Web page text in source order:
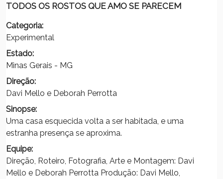
TODOS OS ROSTOS QUE AMO SE PARECEM
Categoria:
Experimental
Estado:
Minas Gerais - MG
Direção:
Davi Mello e Deborah Perrotta
Sinopse:
Uma casa esquecida volta a ser habitada, e uma
estranha presença se aproxima.
Equipe:
Direção, Roteiro, Fotografia, Arte e Montagem: Davi
Mello e Deborah Perrotta Produção: Davi Mello,